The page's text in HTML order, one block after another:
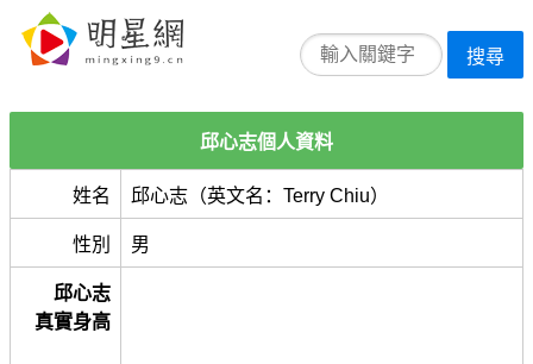
搜尋
邱心志個人資料
姓名 邱心志（英文名：Terry Chiu）
性別 男
邱心志
真實身高